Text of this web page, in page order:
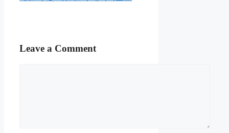
Leave a Comment